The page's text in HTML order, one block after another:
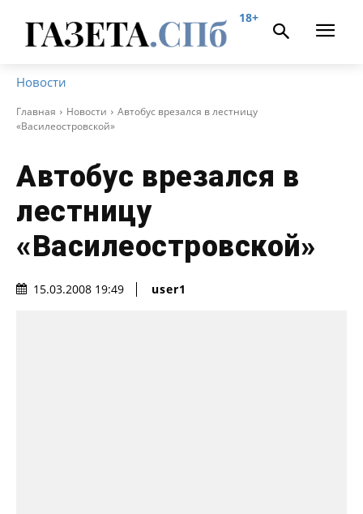
18+
Новости
Главная Новости
Автобус врезался в лестницу
«Василеостровской»
Автобус врезался в
лестницу
«Василеостровской»
15.03.2008 19:49 user1